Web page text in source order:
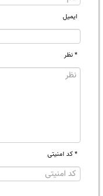
ایمیل
* نظر
* کد امنیتی